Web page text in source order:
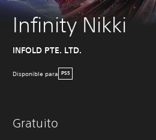
Infinity Nikki
INFOLD PTE. LTD.
Disponible para PS5
Gratuito